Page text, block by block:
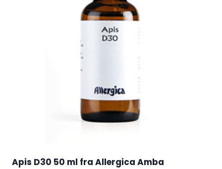
Apis D30 50 ml fra Allergica Amba